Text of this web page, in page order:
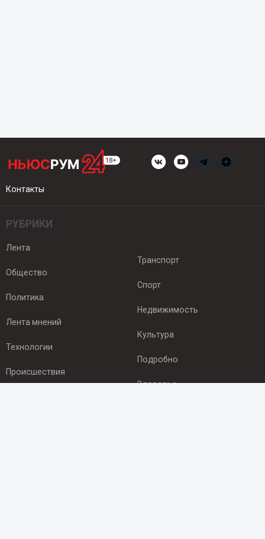
Контакты
РУБРИКИ
Лента
Общество
Политика
Лента мнений
Технологии
Происшествия
Транспорт
Спорт
Недвижимость
Культура
Подробно
Здоровье